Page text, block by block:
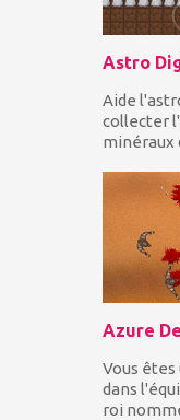
Astro
Aide
collecter
minéraux
avant la...
Azure
Vous êtes
dans
roi